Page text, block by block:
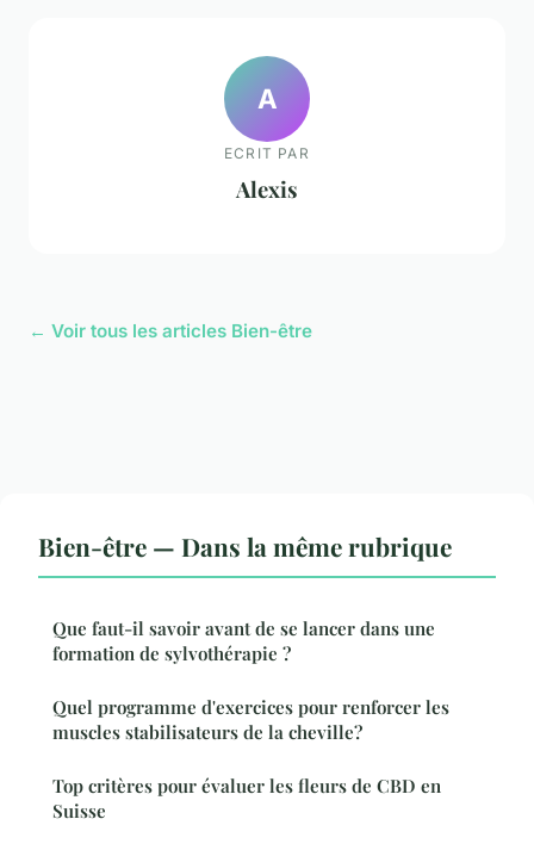
A
ECRIT PAR
Alexis
← Voir tous les articles Bien-être
Bien-être — Dans la même rubrique
Que faut-il savoir avant de se lancer dans une
formation de sylvothérapie ?
Quel programme d'exercices pour renforcer les
muscles stabilisateurs de la cheville?
Top critères pour évaluer les fleurs de CBD en
Suisse